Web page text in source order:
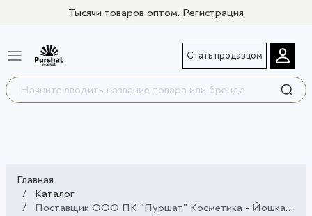
Тысячи товаров оптом. Регистрация
Стать продавцом
Главная
Каталог
Поставщик ООО ПК "Пуршат" Косметика - Йошкар-Ола